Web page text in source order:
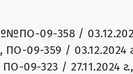
09-358 /
ПО-09-359 /
ПО-09-323 / 27.11.2024